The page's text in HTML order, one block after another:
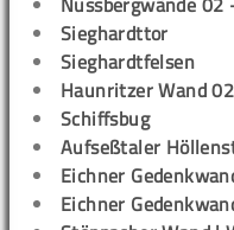
Sieghardttor
Sieghardtfelsen
Haunritzer Wand
Schiffsbug
Aufseßtaler
Eichner
Eichner